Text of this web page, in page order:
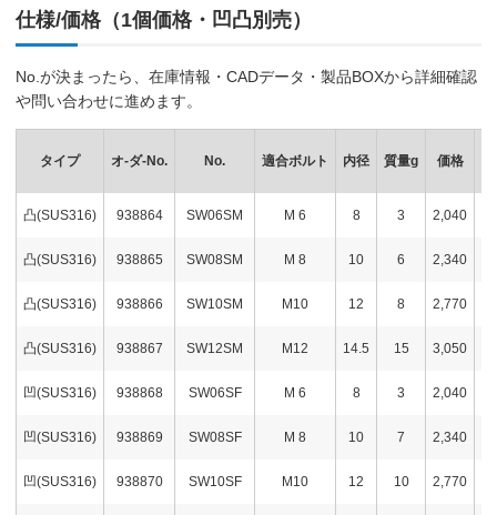
仕様/価格（1個価格・凹凸別売）
No.が決まったら、在庫情報・CADデータ・製品BOXから詳細確認
や問い合わせに進めます。
タイプ オ-ダ-No. No. 適合ボルト 内径 質量g 価格
凸(SUS316) 938864 SW06SM M 6 8 3 2,040
凸(SUS316) 938865 SW08SM M 8 10 6 2,340
凸(SUS316) 938866 SW10SM M10 12 8 2,770
凸(SUS316) 938867 SW12SM M12 14.5 15 3,050
凹(SUS316) 938868 SW06SF M 6 8 3 2,040
凹(SUS316) 938869 SW08SF M 8 10 7 2,340
凹(SUS316) 938870 SW10SF M10 12 10 2,770